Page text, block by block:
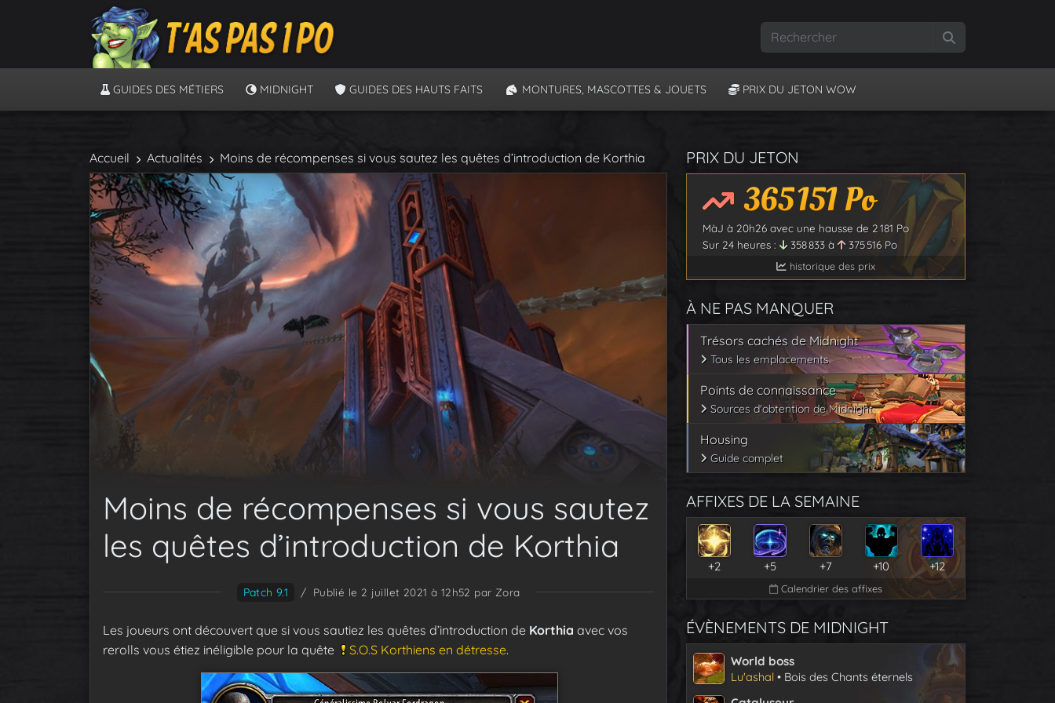
GUIDES DES MÉTIERS MIDNIGHT GUIDES DES HAUTS FAITS MONTURES, MASCOTTES & JOUETS PRIX DU JETON WOW
Accueil Actualités Moins de récompenses si vous sautez les quêtes d’introduction de Korthia
Moins de récompenses si vous sautez
les quêtes d’introduction de Korthia
Patch 9.1 / Publié le 2 juillet 2021 à 12h52 par Zora
Les joueurs ont découvert que si vous sautiez les quêtes d’introduction de Korthia avec vos
rerolls vous étiez inéligible pour la quête
S.O.S Korthiens en détresse.
PRIX DU JETON
365 151Po
MàJ à 20h26 avec une hausse de 2 181 Po
Sur 24 heures :
358 833 à 375 516 Po
historique des prix
À NE PAS MANQUER
Trésors cachés de Midnight
Tous les emplacements
Points de connaissance
Sources d'obtention de Midnight
Housing
Guide complet
AFFIXES DE LA SEMAINE
+2 +5 +7 +10 +12
Calendrier des affixes
ÉVÈNEMENTS DE MIDNIGHT
World boss
Lu'ashal • Bois des Chants éternels